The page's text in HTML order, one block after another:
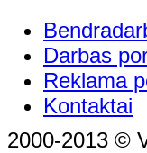
Darbas
Reklama
Kontaktai
2000-2013 ©